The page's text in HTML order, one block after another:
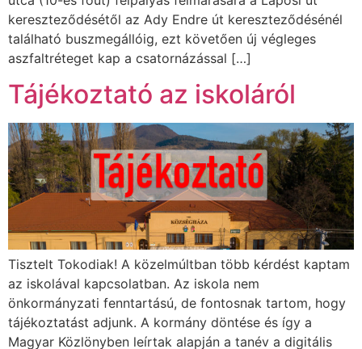
kereszteződésétől az Ady Endre út kereszteződésénél
található buszmegállóig, ezt követően új végleges
aszfaltréteget kap a csatornázással […]
Tájékoztató az iskoláról
Tisztelt Tokodiak! A közelmúltban több kérdést kaptam
az iskolával kapcsolatban. Az iskola nem
önkormányzati fenntartású, de fontosnak tartom, hogy
tájékoztatást adjunk. A kormány döntése és így a
Magyar Közlönyben leírtak alapján a tanév a digitális